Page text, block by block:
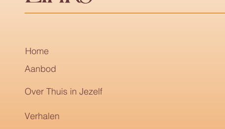
Home
Aanbod
Over Thuis in Jezelf
Verhalen